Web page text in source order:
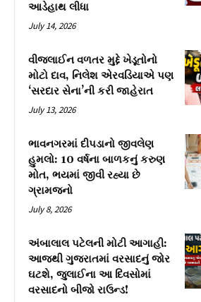
આડેહાથ લીધા
July 14, 2026
વીજલાઈન વળતર મુદ્દે ખેડૂતોનો
મોટો દાવ, નિલેશ એરવડિયાએ પણ
‘સરદાર સેના’ની કરી જાહેરાત
July 13, 2026
ભાવનગરમાં દીપડાનો જીવલેણ
હુમલો: 10 વર્ષના બાળકનું કરુણ
મોત, ભયમાં જીવી રહ્યા છે
ગ્રામજનો
July 8, 2026
અંબાલાલ પટેલની મોટી આગાહી:
આજથી ગુજરાતમાં વરસાદનું જોર
ઘટશે, જુલાઈના આ દિવસોમાં
વરસાદનો બીજો રાઉન્ડ!